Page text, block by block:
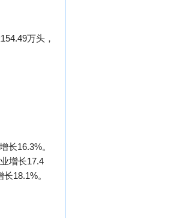
万头，
长16.3%。
增长17.4
18.1%。